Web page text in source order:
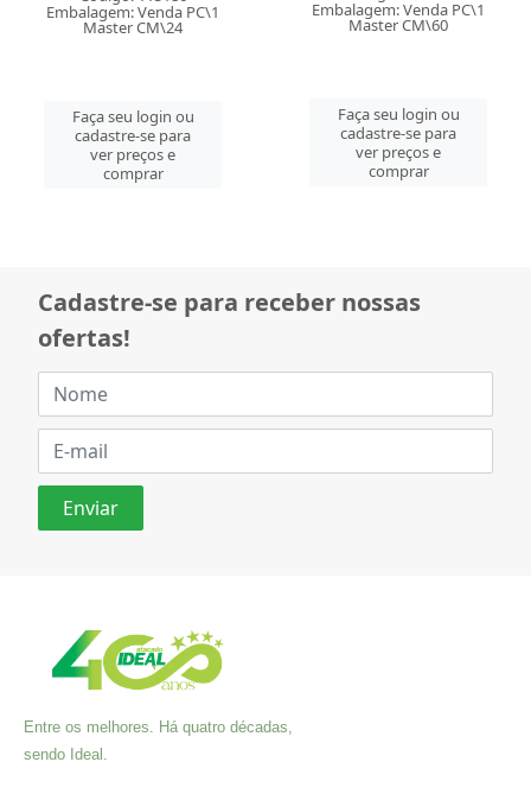
Embalagem: Venda PC\1
Master CM\24
Faça seu login ou
cadastre-se para
ver preços e
comprar
Embalagem: Venda PC\1
Master CM\60
Faça seu login ou
cadastre-se para
ver preços e
comprar
Cadastre-se para receber nossas
ofertas!
Entre os melhores. Há quatro décadas,
sendo Ideal.